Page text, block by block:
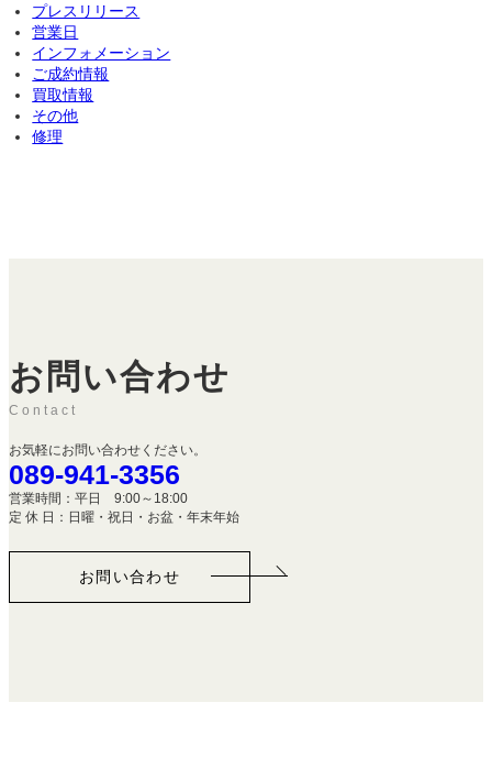
プレスリリース
営業日
インフォメーション
ご成約情報
買取情報
その他
修理
お問い合わせ
Contact
お気軽にお問い合わせください。
089-941-3356
営業時間：平日 9:00～18:00
定 休 日：日曜・祝日・お盆・年末年始
お問い合わせ